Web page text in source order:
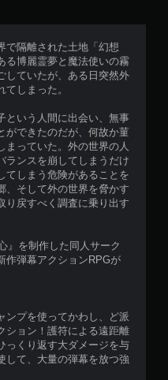
で隔離された土地「幻想
る博麗霊夢と魔法使いの霧
していたが、ある日突然外
しまった。
という人間に出会い、無事
ができたのだが、何故か菫
まっていた。外の世界の人
ランスを崩してしまうだけ
てしまう危険があることを
、そして外の世界を脅かす
り戻すべく調査に乗り出す
』を制作した同人サーク
作弾幕アクションRPGが
ンプを使ってかわし、ど派
ション！護符による遠距離
っくり返す大ダメージを与
して、大量の弾幕を放つ強